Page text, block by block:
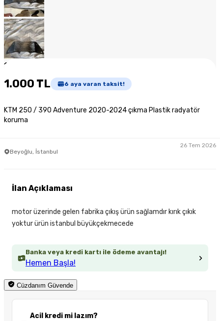
1
1.000 TL 6 aya varan taksit!
KTM 250 / 390 Adventure 2020-2024 çıkma Plastik radyatör
koruma
Beyoğlu, İstanbul
26 Tem 2026
Banka veya kredi kartı ile ödeme avantajı!
Hemen Başla!
Cüzdanım Güvende
Acil kredi mi lazım?
İlan Açıklaması
motor üzerinde gelen fabrika çıkış ürün sağlamdır kırık çıkık
yoktur ürün istanbul büyükçekmecede